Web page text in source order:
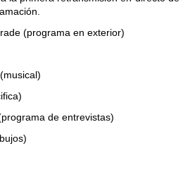
(programa en exterior)
de entrevistas)